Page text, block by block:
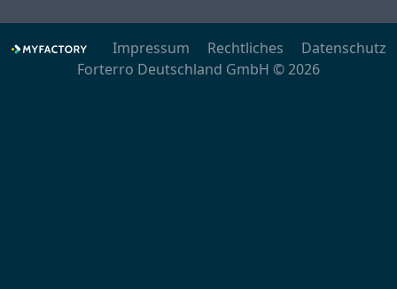
Impressum Rechtliches
Datenschutz
Forterro Deutschland GmbH © 2026